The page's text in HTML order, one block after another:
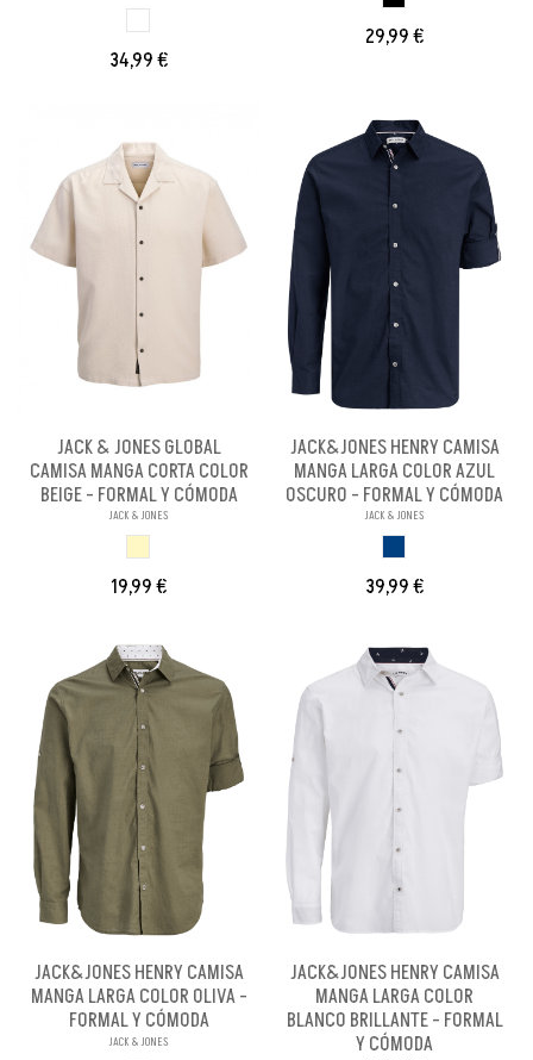
34,99 €
29,99 €
JACK & JONES GLOBAL
CAMISA MANGA CORTA COLOR
BEIGE - FORMAL Y CÓMODA
JACK & JONES
19,99 €
JACK&JONES HENRY CAMISA
MANGA LARGA COLOR AZUL
OSCURO - FORMAL Y CÓMODA
JACK & JONES
39,99 €
JACK&JONES HENRY CAMISA
MANGA LARGA COLOR OLIVA -
FORMAL Y CÓMODA
JACK & JONES
JACK&JONES HENRY CAMISA
MANGA LARGA COLOR
BLANCO BRILLANTE - FORMAL
Y CÓMODA